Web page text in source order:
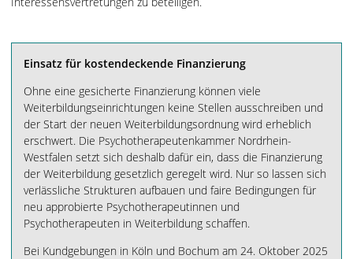
Einsatz für kostendeckende Finanzierung
Ohne eine gesicherte Finanzierung können viele
Weiterbildungseinrichtungen keine Stellen ausschreiben und
der Start der neuen Weiterbildungsordnung wird erheblich
erschwert. Die Psychotherapeutenkammer Nordrhein-
Westfalen setzt sich deshalb dafür ein, dass die Finanzierung
der Weiterbildung gesetzlich geregelt wird. Nur so lassen sich
verlässliche Strukturen aufbauen und faire Bedingungen für
neu approbierte Psychotherapeutinnen und
Psychotherapeuten in Weiterbildung schaffen.
Bei Kundgebungen in Köln und Bochum am 24. Oktober 2025